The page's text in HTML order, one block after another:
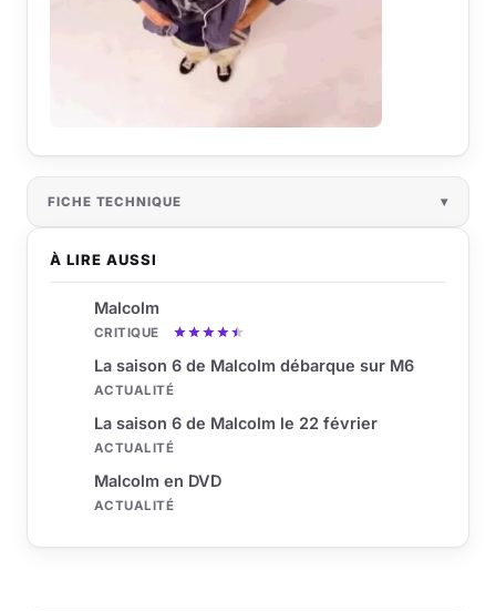
À LIRE AUSSI
Malcolm
CRITIQUE
La saison 6 de Malcolm débarque sur M6
ACTUALITÉ
La saison 6 de Malcolm le 22 février
ACTUALITÉ
Malcolm en DVD
ACTUALITÉ
FICHE TECHNIQUE